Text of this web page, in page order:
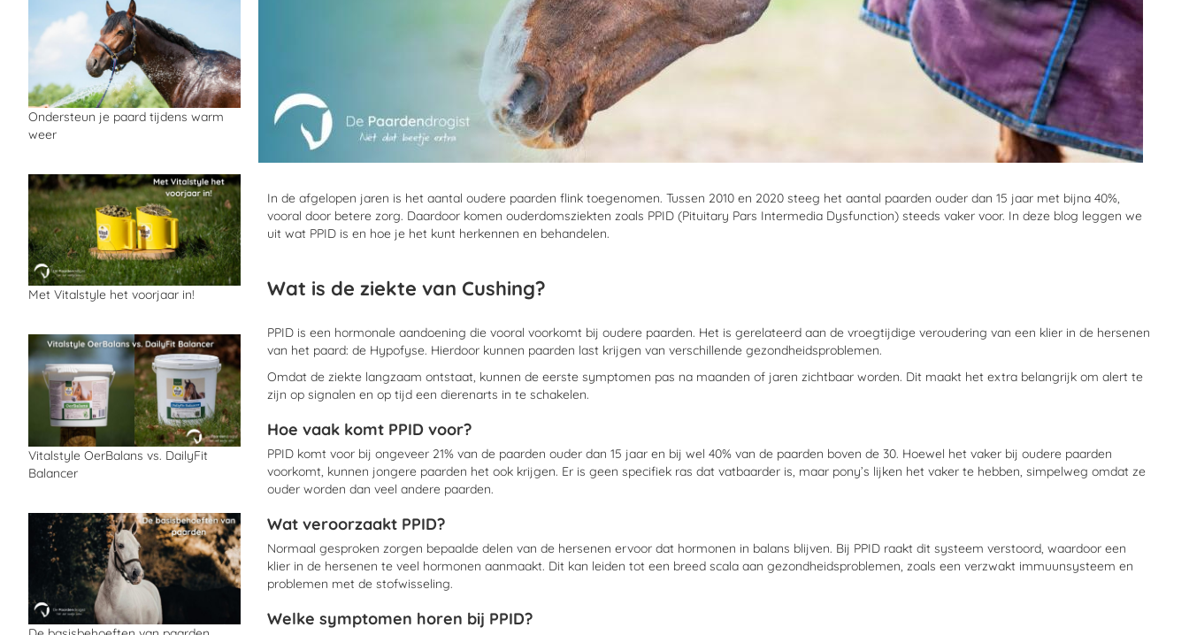
In de afgelopen jaren is het aantal oudere paarden flink toegenomen. Tussen 2010 en 2020 steeg het aantal paarden ouder dan 15 jaar met bijna 40%,
vooral door betere zorg. Daardoor komen ouderdomsziekten zoals PPID (Pituitary Pars Intermedia Dysfunction) steeds vaker voor. In deze blog leggen we
uit wat PPID is en hoe je het kunt herkennen en behandelen.
Wat is de ziekte van Cushing?
PPID is een hormonale aandoening die vooral voorkomt bij oudere paarden. Het is gerelateerd aan de vroegtijdige veroudering van een klier in de hersenen
van het paard: de Hypofyse. Hierdoor kunnen paarden last krijgen van verschillende gezondheidsproblemen.
Omdat de ziekte langzaam ontstaat, kunnen de eerste symptomen pas na maanden of jaren zichtbaar worden. Dit maakt het extra belangrijk om alert te
zijn op signalen en op tijd een dierenarts in te schakelen.
Hoe vaak komt PPID voor?
PPID komt voor bij ongeveer 21% van de paarden ouder dan 15 jaar en bij wel 40% van de paarden boven de 30. Hoewel het vaker bij oudere paarden
voorkomt, kunnen jongere paarden het ook krijgen. Er is geen specifiek ras dat vatbaarder is, maar pony’s lijken het vaker te hebben, simpelweg omdat ze
ouder worden dan veel andere paarden.
Wat veroorzaakt PPID?
Normaal gesproken zorgen bepaalde delen van de hersenen ervoor dat hormonen in balans blijven. Bij PPID raakt dit systeem verstoord, waardoor een
klier in de hersenen te veel hormonen aanmaakt. Dit kan leiden tot een breed scala aan gezondheidsproblemen, zoals een verzwakt immuunsysteem en
problemen met de stofwisseling.
Welke symptomen horen bij PPID?
Ondersteun je paard tijdens warm
weer
Met Vitalstyle het voorjaar in!
Vitalstyle OerBalans vs. DailyFit
Balancer